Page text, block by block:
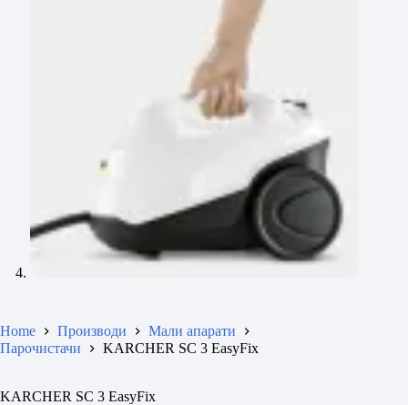
Home Производи
Мали апарати
Парочистачи
KARCHER SC 3 EasyFix
KARCHER SC 3 EasyFix